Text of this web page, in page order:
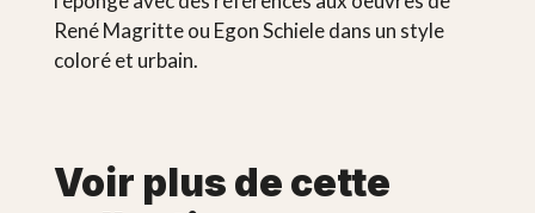
René Magritte ou Egon Schiele dans un style
coloré et urbain.
Voir plus de cette